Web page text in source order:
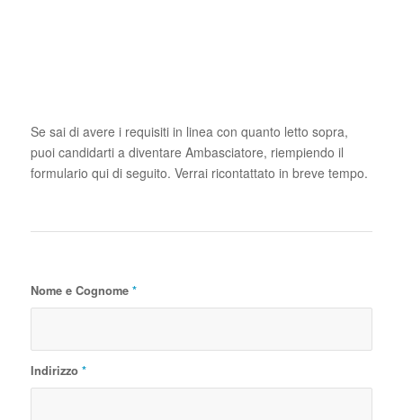
Se sai di avere i requisiti in linea con quanto letto sopra,
puoi candidarti a diventare Ambasciatore, riempiendo il
formulario qui di seguito. Verrai ricontattato in breve tempo.
Nome e Cognome *
Indirizzo *